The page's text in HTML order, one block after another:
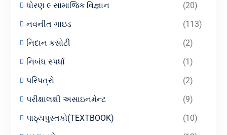
ધોરણ ૯ સામાજિક વિજ્ઞાન
(20)
નવનીત ગાઇડ
(113)
નિદાન કસોટી
(2)
નિબંધ સ્પર્ધા
(1)
પરિપત્રો
(2)
પરીક્ષાલક્ષી અસાઇનમેન્ટ
(9)
પાઠ્યપુસ્તકો(TEXTBOOK)
(10)